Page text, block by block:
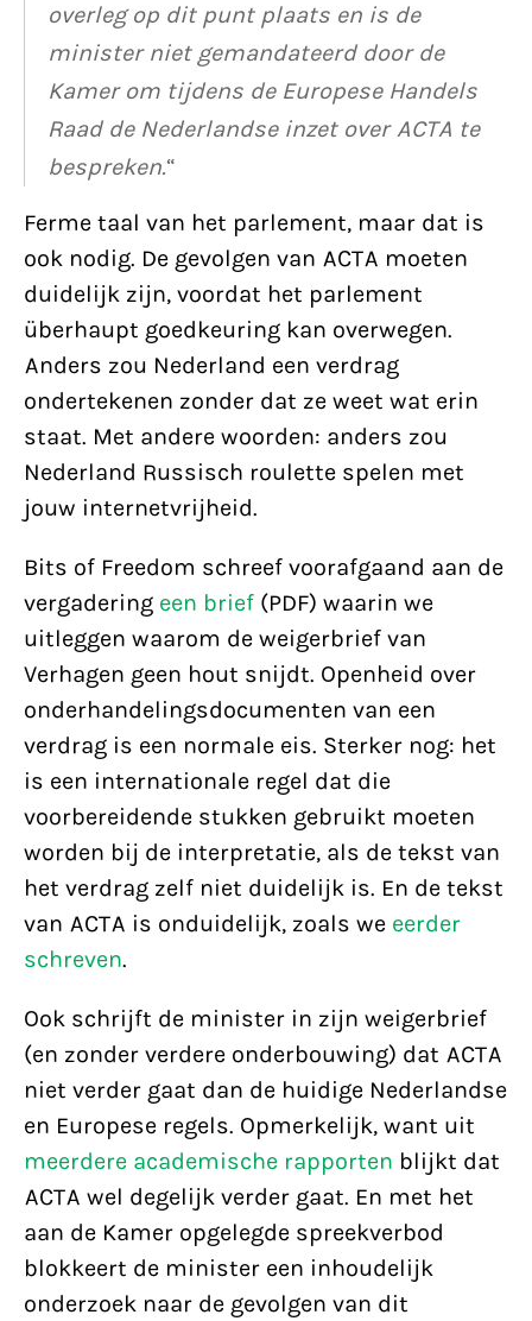
overleg op dit punt plaats en is de
minister niet gemandateerd door de
Kamer om tijdens de Europese Handels
Raad de Nederlandse inzet over ACTA te
bespreken.“
Ferme taal van het parlement, maar dat is
ook nodig. De gevolgen van ACTA moeten
duidelijk zijn, voordat het parlement
überhaupt goedkeuring kan overwegen.
Anders zou Nederland een verdrag
ondertekenen zonder dat ze weet wat erin
staat. Met andere woorden: anders zou
Nederland Russisch roulette spelen met
jouw internetvrijheid.
Bits of Freedom schreef voorafgaand aan de
vergadering een brief (PDF) waarin we
uitleggen waarom de weigerbrief van
Verhagen geen hout snijdt. Openheid over
onderhandelingsdocumenten van een
verdrag is een normale eis. Sterker nog: het
is een internationale regel dat die
voorbereidende stukken gebruikt moeten
worden bij de interpretatie, als de tekst van
het verdrag zelf niet duidelijk is. En de tekst
van ACTA is onduidelijk, zoals we eerder
schreven.
Ook schrijft de minister in zijn weigerbrief
(en zonder verdere onderbouwing) dat ACTA
niet verder gaat dan de huidige Nederlandse
en Europese regels. Opmerkelijk, want uit
meerdere academische rapporten blijkt dat
ACTA wel degelijk verder gaat. En met het
aan de Kamer opgelegde spreekverbod
blokkeert de minister een inhoudelijk
onderzoek naar de gevolgen van dit